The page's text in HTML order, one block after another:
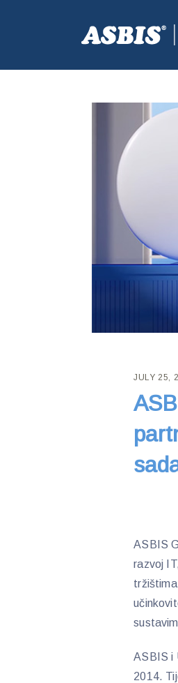
ASBIS CROATIA>
JULY 25,
ASBIS
razvoj
ASBIS i
2014.